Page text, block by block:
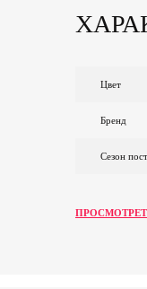
Цвет
Бренд
Сезон